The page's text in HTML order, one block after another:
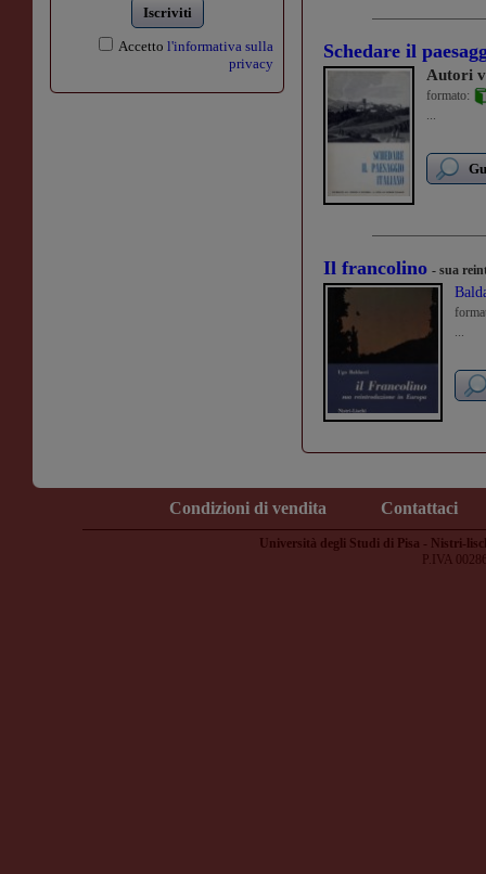
Iscriviti
Accetto l'informativa sulla
privacy
Schedare il
Autori
formato:
...
Il francolino - sua
...
Condizioni di vendita Contattaci
Università degli Studi di Pisa - Nistri-
P.IVA